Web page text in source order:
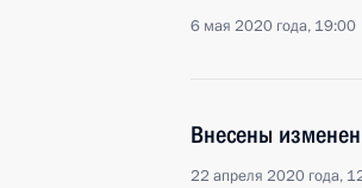
6 мая 2020 года, 19:00
Внесены
22 апреля 2020 года,